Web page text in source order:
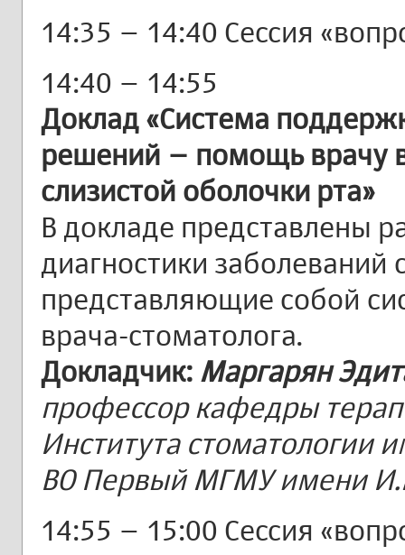
14:35 – 14:40 Сессия
14:40 – 14:55
Доклад «Система
решений – помощь врачу
слизистой оболочки рта»
В докладе представлены
диагностики заболеваний
представляющие собой
врача-стоматолога.
Докладчик: Маргарян
профессор кафедры
Института стоматологии
ВО Первый МГМУ имени
14:55 – 15:00 Сессия